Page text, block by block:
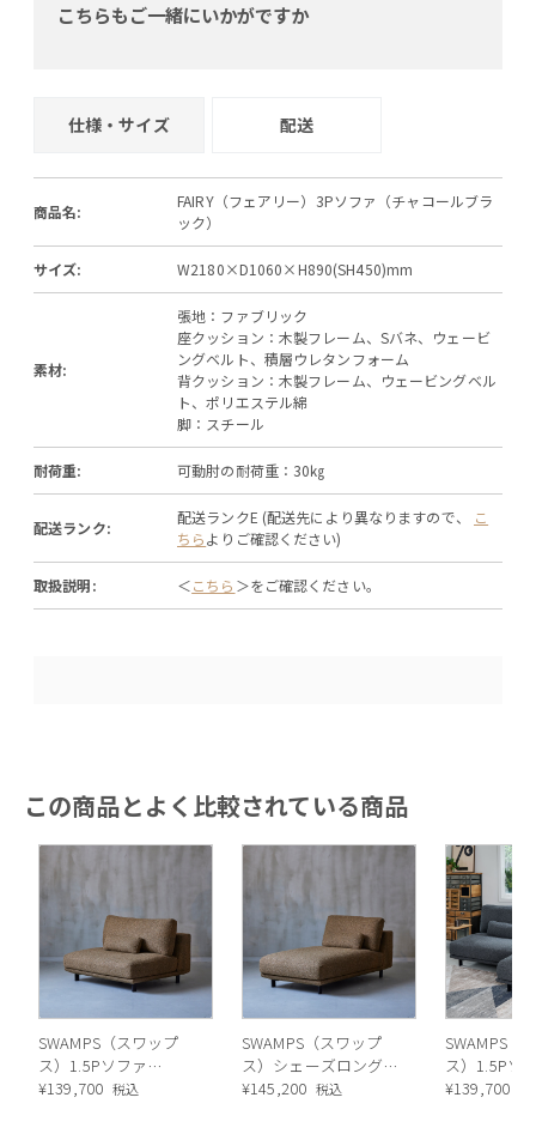
こちらもご一緒にいかがですか
仕様・サイズ 配送
商品名:
FAIRY（フェアリー）3Pソファ（チャコールブラ
ック）
サイズ: W2180×D1060×H890(SH450)mm
素材:
張地：ファブリック
座クッション：木製フレーム、Sバネ、ウェービ
ングベルト、積層ウレタンフォーム
背クッション：木製フレーム、ウェービングベル
ト、ポリエステル綿
脚：スチール
耐荷重: 可動肘の耐荷重：30㎏
配送ランク:
配送ランクE (配送先により異なりますので、
こ
ちらよりご確認ください)
取扱説明: ＜こちら ＞をご確認ください。
この商品とよく比較されている商品
SWAMPS（スワップ
ス）1.5Pソファ
（BROWN）
¥139,700 税込
SWAMPS（スワップ
ス）シェーズロングソ
ファ（BROWN）
¥145,200 税込
SWAMPS（
ス）1.5Pソ
（CHARCOL
¥139,700